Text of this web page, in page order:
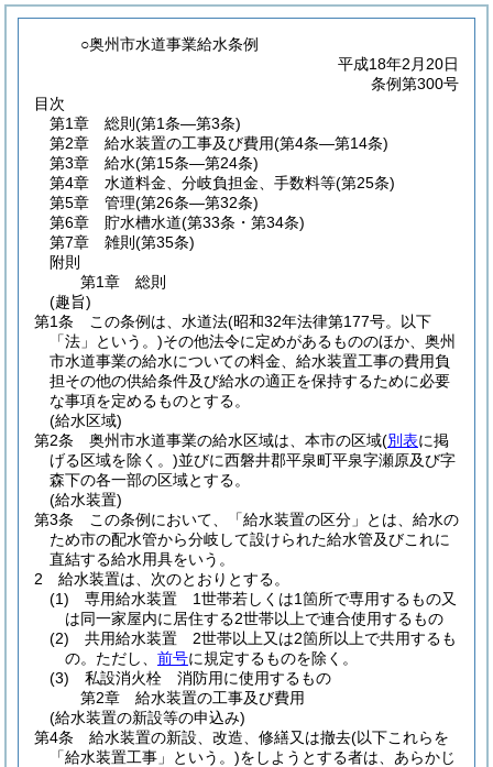
○奥州市水道事業給水条例
平成18年2月20日
条例第300号
目次
第1章
総則 (第1条―第3条)
第2章
給水装置の工事及び費用(第4条―第14条)
第3章
給水(第15条―第24条)
第4章
水道料金、分岐負担金、手数料等(第25条)
第5章
管理(第26条―第32条)
第6章
貯水槽水道(第33条・第34条)
第7章
雑則 (第35条)
附則
第1章
総則
(趣旨)
第1条
この条例は、水道法(昭和32年法律第177号。以下
「法」という。)その他法令に定めがあるもののほか、奥州
市水道事業の給水についての料金、給水装置工事の費用負
担その他の供給条件及び給水の適正を保持するために必要
な事項を定めるものとする。
(給水区域)
第2条
奥州市水道事業の給水区域は、本市の区域(別表に掲
げる区域を除く。)並びに西磐井郡平泉町平泉字瀬原及び字
森下の各一部の区域とする。
(給水装置)
第3条
この条例において、「給水装置の区分」とは、給水の
ため市の配水管から分岐して設けられた給水管及びこれに
直結する給水用具をいう。
2
給水装置は、次のとおりとする。
(1)
専用給水装置 1世帯若しくは1箇所で専用するもの又
は同一家屋内に居住する2世帯以上で連合使用するもの
(2)
共用給水装置 2世帯以上又は2箇所以上で共用するも
の。 ただし、 前号に規定するものを除く。
(3)
私設消火栓 消防用に使用するもの
第2章
給水装置の工事及び費用
(給水装置の新設等の申込み)
第4条
給水装置の新設、改造、修繕又は撤去(以下これらを
「給水装置工事」という。)をしようとする者は、あらかじ